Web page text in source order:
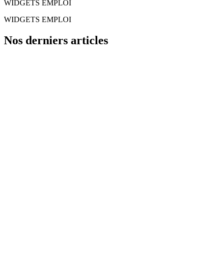
WIDGETS EMPLOI
WIDGETS EMPLOI
Nos derniers articles